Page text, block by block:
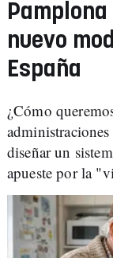
nuevo
España
¿Cómo
diseñar un
apueste por la